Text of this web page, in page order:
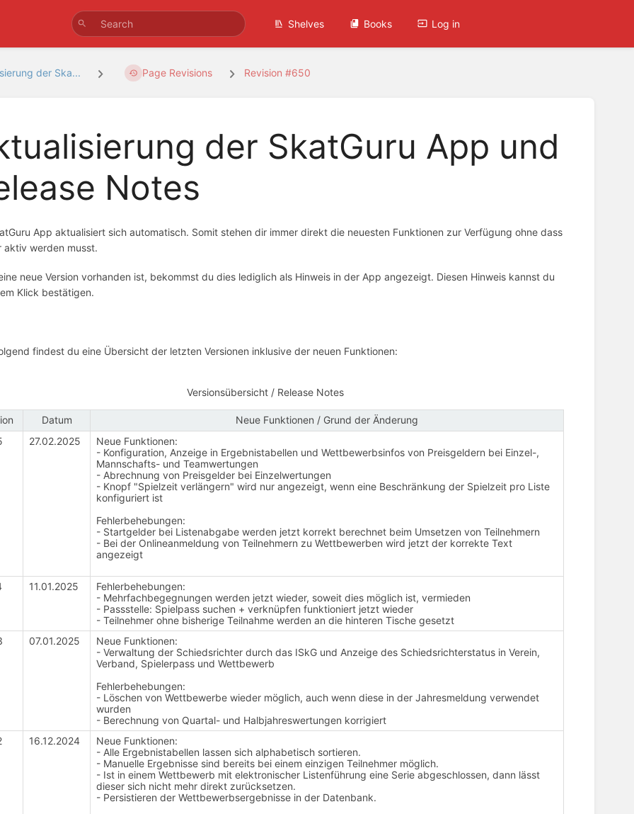
Shelves Books Log in
der Ska... Page Revisions Revision #650
der SkatGuru App und
Notes
App aktualisiert sich automatisch. Somit stehen dir immer direkt die neuesten Funktionen zur Verfügung ohne dass
aktiv werden musst.
neue Version vorhanden ist, bekommst du dies lediglich als Hinweis in der App angezeigt. Diesen Hinweis kannst du
Klick bestätigen.
findest du eine Übersicht der letzten Versionen inklusive der neuen Funktionen:
Versionsübersicht / Release Notes
Datum
Neue Funktionen / Grund der Änderung
27.02.2025
Neue Funktionen:
- Konfiguration, Anzeige in Ergebnistabellen und Wettbewerbsinfos von Preisgeldern bei Einzel-,
Mannschafts- und Teamwertungen
- Abrechnung von Preisgelder bei Einzelwertungen
- Knopf "Spielzeit verlängern" wird nur angezeigt, wenn eine Beschränkung der Spielzeit pro Liste
konfiguriert ist
Fehlerbehebungen:
- Startgelder bei Listenabgabe werden jetzt korrekt berechnet beim Umsetzen von Teilnehmern
- Bei der Onlineanmeldung von Teilnehmern zu Wettbewerben wird jetzt der korrekte Text
angezeigt
11.01.2025
Fehlerbehebungen:
- Mehrfachbegegnungen werden jetzt wieder, soweit dies möglich ist, vermieden
- Passstelle: Spielpass suchen + verknüpfen funktioniert jetzt wieder
- Teilnehmer ohne bisherige Teilnahme werden an die hinteren Tische gesetzt
07.01.2025
Neue Funktionen:
- Verwaltung der Schiedsrichter durch das ISkG und Anzeige des Schiedsrichterstatus in Verein,
Verband, Spielerpass und Wettbewerb
Fehlerbehebungen:
- Löschen von Wettbewerbe wieder möglich, auch wenn diese in der Jahresmeldung verwendet
wurden
- Berechnung von Quartal- und Halbjahreswertungen korrigiert
16.12.2024
Neue Funktionen:
- Alle Ergebnistabellen lassen sich alphabetisch sortieren.
- Manuelle Ergebnisse sind bereits bei einem einzigen Teilnehmer möglich.
- Ist in einem Wettbewerb mit elektronischer Listenführung eine Serie abgeschlossen, dann lässt
dieser sich nicht mehr direkt zurücksetzen.
- Persistieren der Wettbewerbsergebnisse in der Datenbank.